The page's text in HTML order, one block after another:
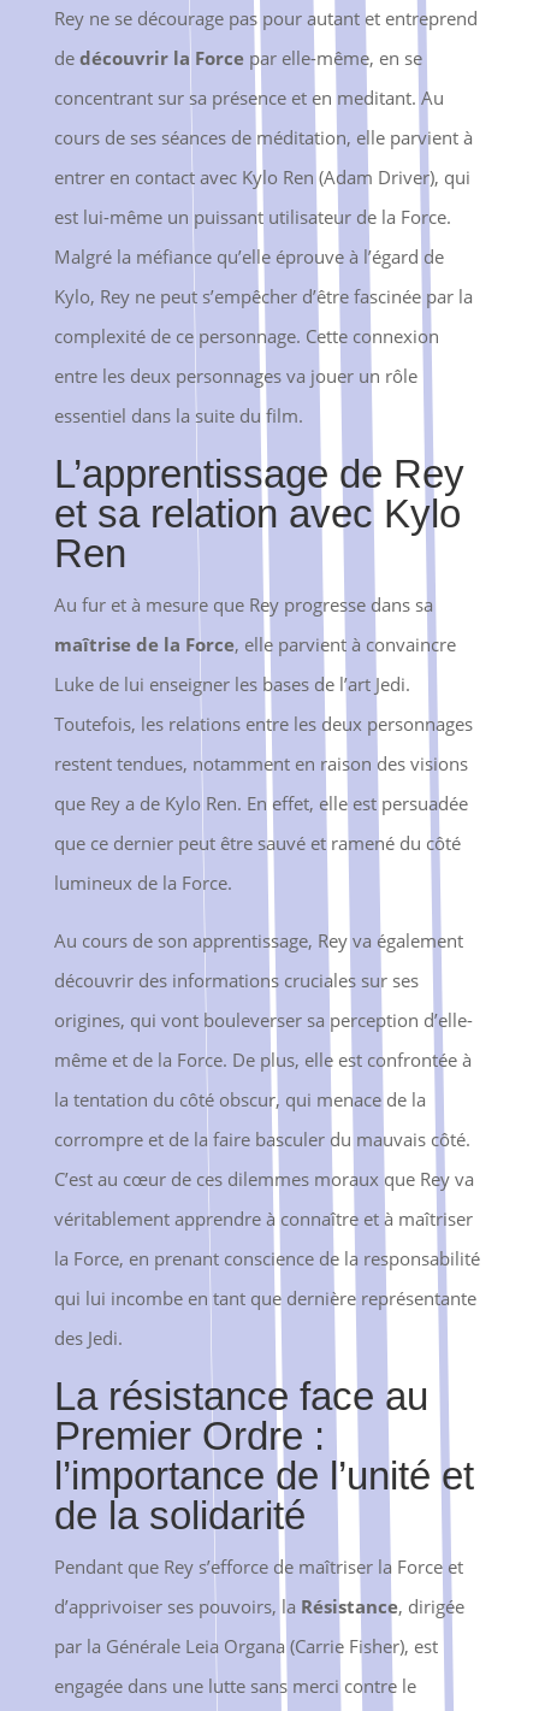
Rey ne se décourage pas pour autant et entreprend
de découvrir la Forcepar elle-même, en se
concentrant sur sa présence et en meditant. Au
cours de ses séances de méditation, elle parvient à
entrer en contact avec Kylo Ren (Adam Driver), qui
est lui-même un puissant utilisateur de la Force.
Malgré la méfiance qu’elle éprouve à l’égard de
Kylo, Rey ne peut s’empêcher d’être fascinée par la
complexité de ce personnage. Cette connexion
entre les deux personnages va jouer un rôle
essentiel dans la suite du film.
L’apprentissage de Rey
et sa relation avec Kylo
Ren
Au fur et à mesure que Rey progresse dans sa
maîtrise de la Force, elle parvient à convaincre
Luke de lui enseigner les bases de l’art Jedi.
Toutefois, les relations entre les deux personnages
restent tendues, notamment en raison des visions
que Rey a de Kylo Ren. En effet, elle est persuadée
que ce dernier peut être sauvé et ramené du côté
lumineux de la Force.
Au cours de son apprentissage, Rey va également
découvrir des informations cruciales sur ses
origines, qui vont bouleverser sa perception d’elle-
même et de la Force. De plus, elle est confrontée à
la tentation du côté obscur, qui menace de la
corrompre et de la faire basculer du mauvais côté.
C’est au cœur de ces dilemmes moraux que Rey va
véritablement apprendre à connaître et à maîtriser
la Force, en prenant conscience de la responsabilité
qui lui incombe en tant que dernière représentante
des Jedi.
La résistance face au
Premier Ordre :
l’importance de l’unité et
de la solidarité
Pendant que Rey s’efforce de maîtriser la Force et
d’apprivoiser ses pouvoirs, la Résistance, dirigée
par la Générale Leia Organa (Carrie Fisher), est
engagée dans une lutte sans merci contre le